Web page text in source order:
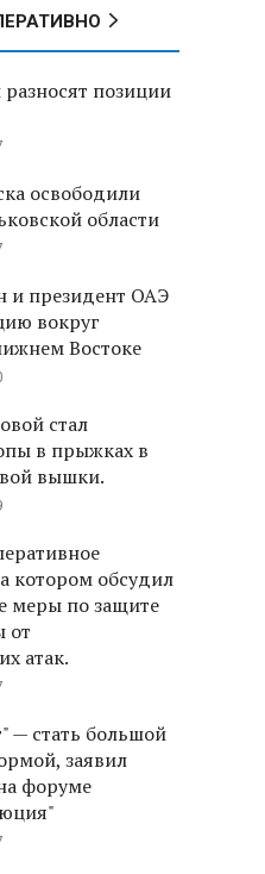
позиции
освободили
области
и президент ОАЭ
вокруг
Востоке
стал
в прыжках в
вышки.
котором обсудил
меры по защите
от
атак.
— стать большой
заявил
форуме